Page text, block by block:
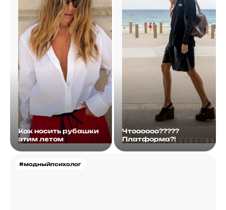
Как носить рубашки
этим летом
Чтоооооо?????
Платформа?!
#модныйпсихолог